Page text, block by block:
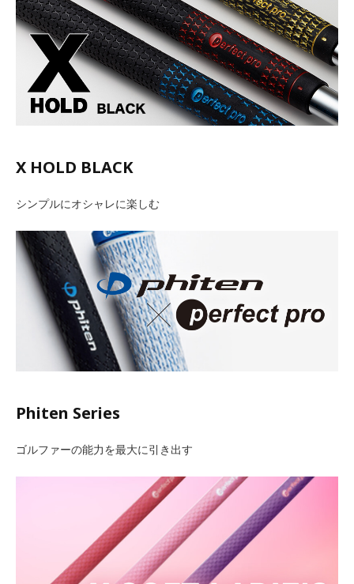
X HOLD BLACK
シンプルにオシャレに楽しむ
Phiten Series
ゴルファーの能力を最大に引き出す